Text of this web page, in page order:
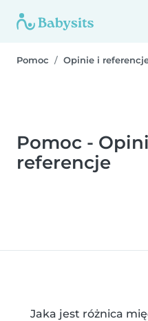
Pomoc Opinie i
Pomoc -
referencje
Jaka jest różnica